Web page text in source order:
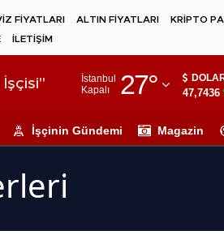
FİYATLARI ALTIN FİYATLARI KRİPTO
İLETİŞİM
İşçisi"
İstanbul
Kapalı
27°
Adıyaman
Ağrı
47,7436
İşçinin Gündemi Magazin